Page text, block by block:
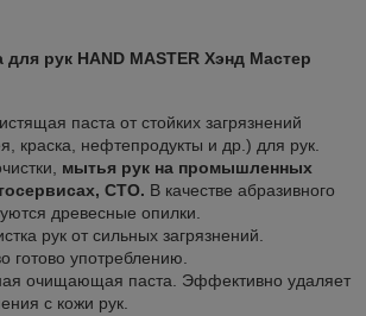
рук HAND MASTER Хэнд Мастер
паста от стойких загрязнений
краска, нефтепродукты и др.) для рук.
мытья рук на промышленных
СТО. В качестве абразивного
древесные опилки.
рук от сильных загрязнений.
готово употреблению.
очищающая паста. Эффективно удаляет
с кожи рук.